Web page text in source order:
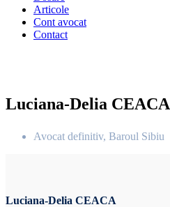
Articole
Cont avocat
Contact
Luciana-Delia CEACA
Avocat definitiv, Baroul Sibiu
Luciana-Delia CEACA